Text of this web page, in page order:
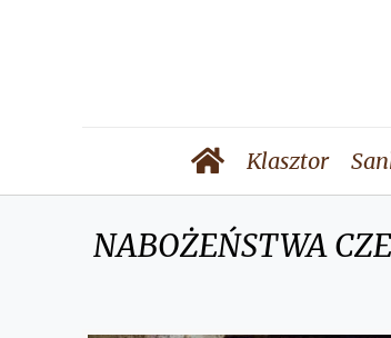
Klasztor
NABOŻEŃSTWA